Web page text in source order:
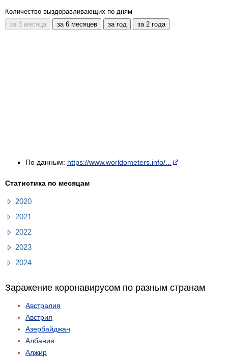
Количество выздоравливающих по дням
По данным: https://www.worldometers.info/...
Статистика по месяцам
2020
2021
2022
2023
2024
Заражение коронавирусом по разным странам
Австралия
Австрия
Азербайджан
Албания
Алжир